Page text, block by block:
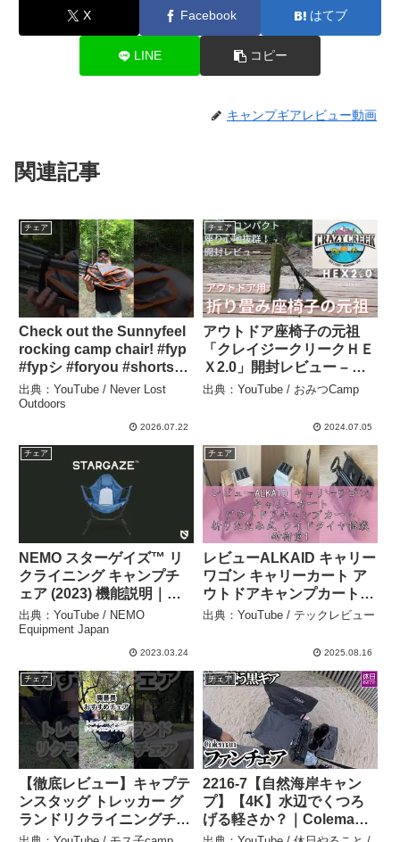
X Facebook はてブ
LINE コピー
キャンプギアレビュー動画
関連記事
チェア
Check out the Sunnyfeel
rocking camp chair! #fyp
#fypシ #foryou #shorts
#short #shortvideo #for
#fy – Never Lost
出典：YouTube / Never Lost
Outdoors
2026.07.22
チェア
アウトドア座椅子の元祖
「クレイジークリークＨＥ
Ｘ2.0」開封レビュー – お
みつCamp
出典：YouTube / おみつCamp
2024.07.05
チェア
NEMO スターゲイズ™️ リ
クライニング キャンプチ
ェア (2023) 機能説明｜
Stargaze™️ Recliner
Reclining Camp Chair –
NEMO Equipment Japan
出典：YouTube / NEMO
Equipment Japan
2023.03.24
チェア
レビューALKAID キャリー
ワゴン キャリーカート ア
ウトドアキャンプカート
折りたたみ式 ワイドタイ
量120L 自立式収納 コンパ
買い物 – テックレビュー
出典：YouTube / テックレビュー
2025.08.16
チェア
【徹底レビュー】キャプテ
ンスタッグ トレッカー グ
ランドリクライニングチェ
ア #キャンプギア #キャ
チェア
2216-7【自然海岸キャン
プ】【4K】水辺でくつろ
げる軽さか？｜Coleman
ファンチェア（ジェットブ